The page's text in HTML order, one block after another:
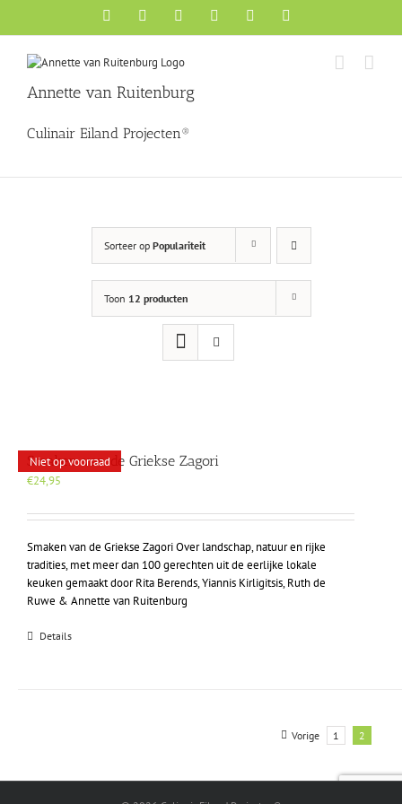
Facebook YouTubeInstagramPinterest
Annette van Ruitenburg
Culinair Eiland Projecten®
Sorteer op Populariteit
Toon 12 producten
Niet op voorraad
Smaken van de Griekse Zagori
€24,95
Smaken van de Griekse Zagori Over landschap, natuur en rijke
tradities, met meer dan 100 gerechten uit de eerlijke lokale
keuken gemaakt door Rita Berends, Yiannis Kirligitsis, Ruth de
Ruwe & Annette van Ruitenburg
Details
Vorige 1 2